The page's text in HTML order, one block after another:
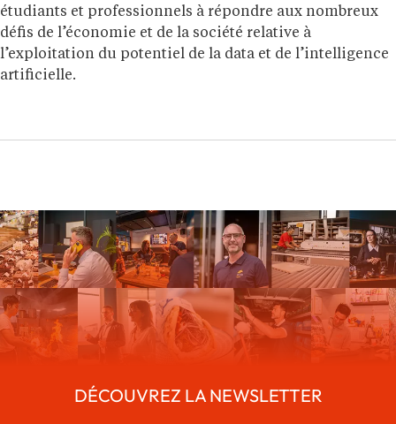
étudiants et professionnels à répondre aux nombreux
défis de l’économie et de la société relative à
l’exploitation du potentiel de la data et de l’intelligence
artificielle.
DÉCOUVREZ LA NEWSLETTER